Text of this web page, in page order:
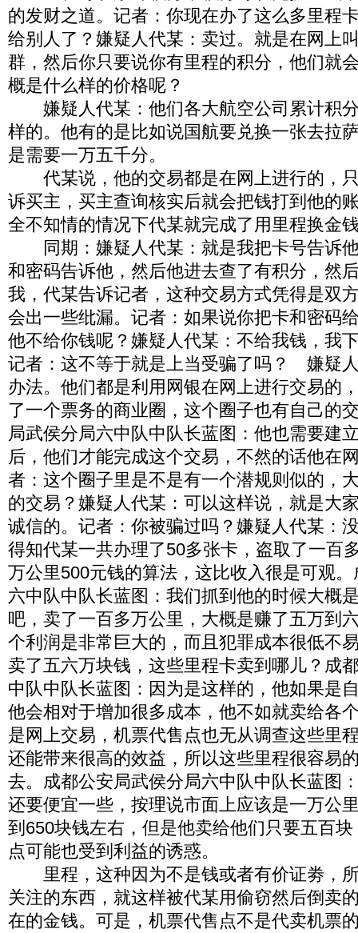
的发财之道。记者：你现在办了这么多里程
给别人了？嫌疑人代某：卖过。就是在网上
群，然后你只要说你有里程的积分，他们就
概是什么样的价格呢？
嫌疑人代某：他们各大航空公司累计积
样的。他有的是比如说国航要兑换一张去拉
是需要一万五千分。
代某说，他的交易都是在网上进行的，
诉买主，买主查询核实后就会把钱打到他的
全不知情的情况下代某就完成了用里程换金
同期：嫌疑人代某：就是我把卡号告诉
和密码告诉他，然后他进去查了有积分，然
我，代某告诉记者，这种交易方式凭得是双
会出一些纰漏。记者：如果说你把卡和密码
他不给你钱呢？嫌疑人代某：不给我钱，我
记者：这不等于就是上当受骗了吗？ 嫌疑
办法。他们都是利用网银在网上进行交易的
了一个票务的商业圈，这个圈子也有自己的
局武侯分局六中队中队长蓝图：他也需要建
后，他们才能完成这个交易，不然的话他在
者：这个圈子里是不是有一个潜规则似的，
的交易？嫌疑人代某：可以这样说，就是大
诚信的。记者：你被骗过吗？嫌疑人代某：
得知代某一共办理了50多张卡，盗取了一百
万公里500元钱的算法，这比收入很是可观
六中队中队长蓝图：我们抓到他的时候大概
吧，卖了一百多万公里，大概是赚了五万到
个利润是非常巨大的，而且犯罪成本很低不
卖了五六万块钱，这些里程卡卖到哪儿？成
中队中队长蓝图：因为是这样的，他如果是
他会相对于增加很多成本，他不如就卖给各
是网上交易，机票代售点也无从调查这些里
还能带来很高的效益，所以这些里程很容易
去。成都公安局武侯分局六中队中队长蓝图
还要便宜一些，按理说市面上应该是一万公
到650块钱左右，但是他卖给他们只要五百
点可能也受到利益的诱惑。
里程，这种因为不是钱或者有价证劵，
关注的东西，就这样被代某用偷窃然后倒卖
在的金钱。可是，机票代售点不是代卖机票